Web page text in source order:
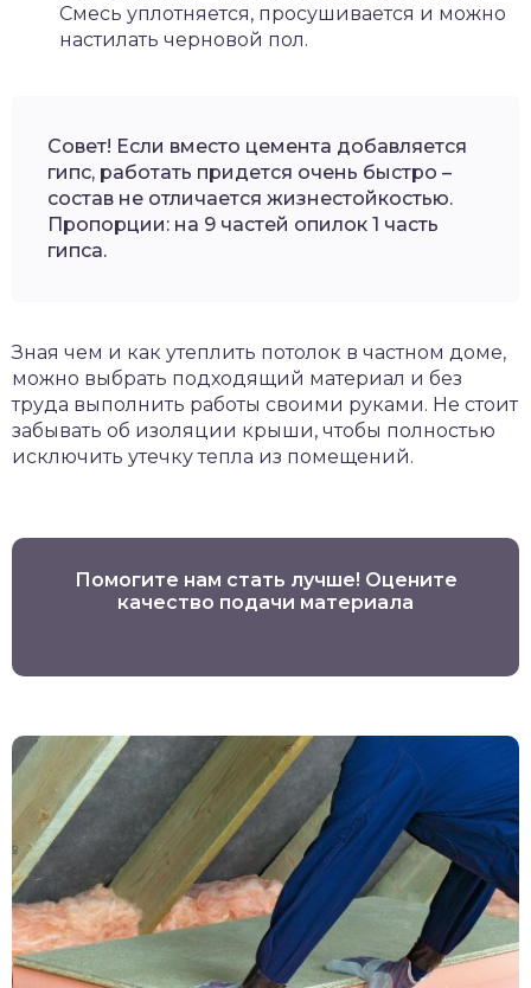
Смесь уплотняется, просушивается и можно
настилать черновой пол.
Совет! Если вместо цемента добавляется
гипс, работать придется очень быстро –
состав не отличается жизнестойкостью.
Пропорции: на 9 частей опилок 1 часть
гипса.
Зная чем и как утеплить потолок в частном доме,
можно выбрать подходящий материал и без
труда выполнить работы своими руками. Не стоит
забывать об изоляции крыши, чтобы полностью
исключить утечку тепла из помещений.
Помогите нам стать лучше! Оцените
качество подачи материала